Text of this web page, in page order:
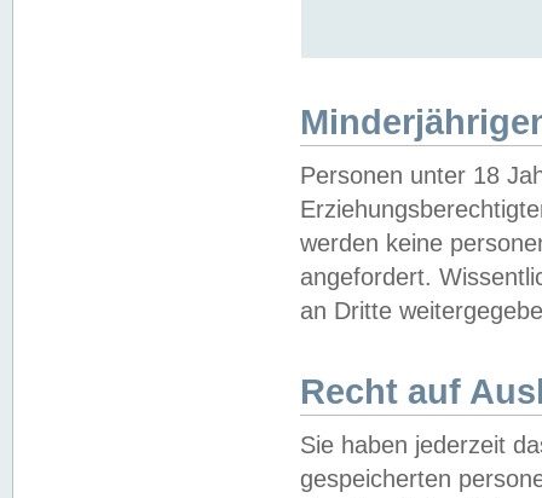
Personen unter 18
werden keine
angefordert.
an Dritte
Recht auf
Sie haben jederzeit
gespeicherten